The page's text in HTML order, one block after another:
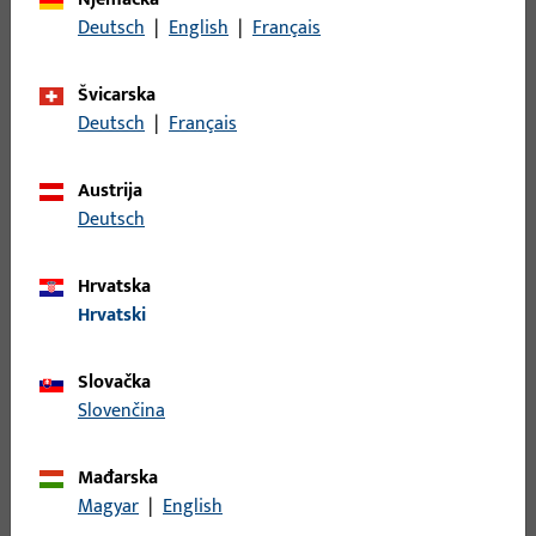
Opis površine
Bruto težina
Jedinica pakiranja
Prijavite se podacima kupca da biste dobili informacije o
Deutsch | English | Français
Švicarska
Deutsch | Français
Austrija
Deutsch
Hrvatska
Hrvatski
Slovačka
Slovenčina
Mađarska
Magyar | English